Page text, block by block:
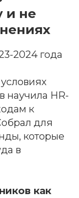
и не
2024 года
научила HR-
к
для
которые
в
как